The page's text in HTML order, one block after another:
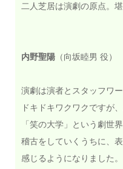
二人芝居は演劇の原点。
内野聖陽（向坂睦男 役）
演劇は演者とスタッフワ
ドキドキワクワクですが
「笑の大学」という劇世
稽古をしていくうちに、
感じるようになりました。